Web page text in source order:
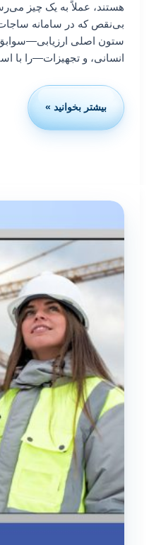
هستند، عملاً به یک چیز
بی‌نقص که در سامانه
ستون اصلی ارزیابی—سوابق
انسانی، و تجهیزات—را با
مدارک
لازم
بیشتر بخوانید »